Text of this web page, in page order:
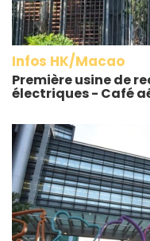
Infos HK/Macao
Première usine de
électriques - Café